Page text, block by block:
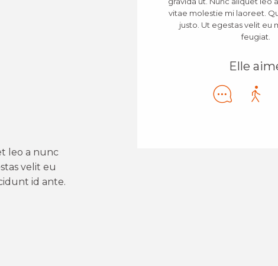
leo a nunc
velit eu
id ante.
vitae molestie mi laoreet.
justo. Ut egestas velit eu
feugiat.
Elle